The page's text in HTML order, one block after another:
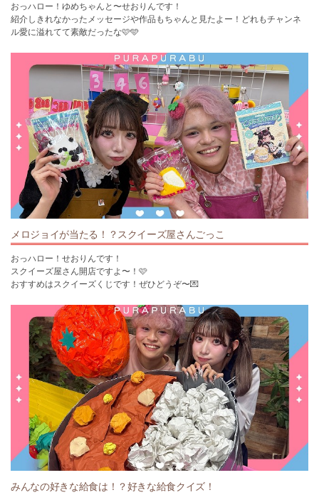
姉妹チャンネルのボンボンTVはコチラ
https://www.youtube.com/bom2tv
※この撮影は消毒・換気を徹底して行っております。
おっハロー！ゆめちゃんと〜せおりんです！
紹介しきれなかったメッセージや作品もちゃんと見たよー！どれもチャンネ
ル愛に溢れてて素敵だったな🩷🩵
#ぷらぷらぶ #ボンボンTV#イラスト
ぷらぷらぶ公式アカウントはコチラ⸝⸝ᵕ ᵕ⸝⸝♡
＜公式X(旧Twitter)＞https://twitter.com/pura2bu
＜公式TikTok＞https://www.tiktok.com/@pura2bu
＜公式LINE＞https://voom-studio.line.biz/account/@374fhtuo/home
ゆめちゃん🐰🎀
X(旧Twitter)：https://x.com/yumechan_o730
Instagram：https://www.instagram.com/yumechan_o730/
TikTok：https://www.tiktok.com/@yumechan_o730
X(旧Twitter)：https://x.com/seorin_bom2
TikTok：https://www.tiktok.com/@seorin_bom2
姉妹チャンネルのボンボンTVはコチラ
楽曲提供：Production Music by http://www.epidemicsound.com
※この撮影は消毒・換気を徹底して行っております。
メロジョイが当たる！？スクイーズ屋さんごっこ
おっハロー！せおりんです！
スクイーズ屋さん開店ですよ〜！🩷
おすすめはスクイーズくじです！ぜひどうぞ〜💌
#ぷらぷらぶ #スクイーズ#メロジョイ
ぷらぷらぶ公式アカウントはコチラ⸝⸝ᵕ ᵕ⸝⸝♡
＜公式X(旧Twitter)＞https://twitter.com/pura2bu
＜公式TikTok＞https://www.tiktok.com/@pura2bu
＜公式LINE＞https://voom-studio.line.biz/account/@374fhtuo/home
ゆめちゃん🐰🎀
X(旧Twitter)：https://x.com/yumechan_o730
Instagram：https://www.instagram.com/yumechan_o730/
TikTok：https://www.tiktok.com/@yumechan_o730
せおりん🐏
Instagram：https://www.instagram.com/seorin_bom2/
みんなの好きな給食は！？好きな給食クイズ！